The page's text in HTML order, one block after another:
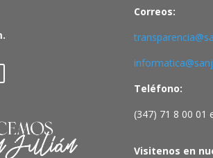
Correos:
Teléfono:
(347) 71 8 00 01
Visitenos en